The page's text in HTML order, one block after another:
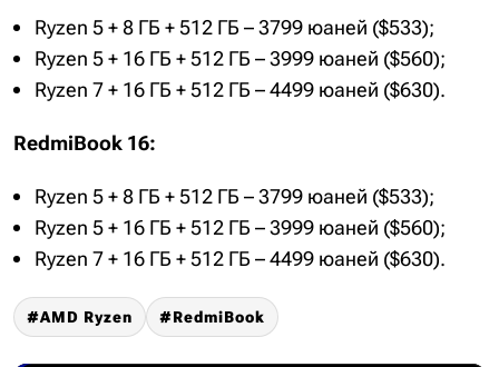
Ryzen 5 + 8 ГБ + 512 ГБ – 3799 юаней ($533);
Ryzen 5 + 16 ГБ + 512 ГБ – 3999 юаней ($560);
Ryzen 7 + 16 ГБ + 512 ГБ – 4499 юаней ($630).
RedmiBook 16:
Ryzen 5 + 8 ГБ + 512 ГБ – 3799 юаней ($533);
Ryzen 5 + 16 ГБ + 512 ГБ – 3999 юаней ($560);
Ryzen 7 + 16 ГБ + 512 ГБ – 4499 юаней ($630).
AMD Ryzen RedmiBook